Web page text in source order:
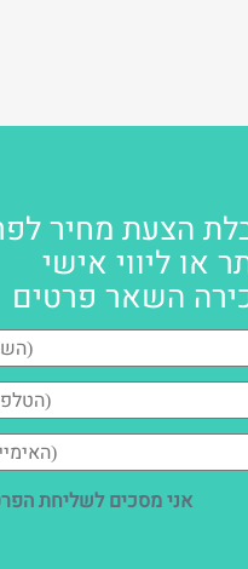
הצעת מחיר
או ליווי אישי
השאר פרטים
אני מסכים לשליחת